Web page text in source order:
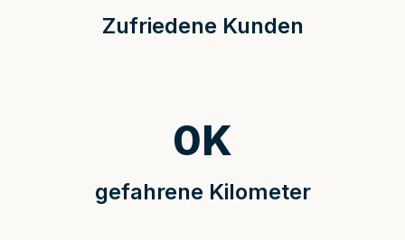
Zufriedene Kunden
gefahrene Kilometer
0K